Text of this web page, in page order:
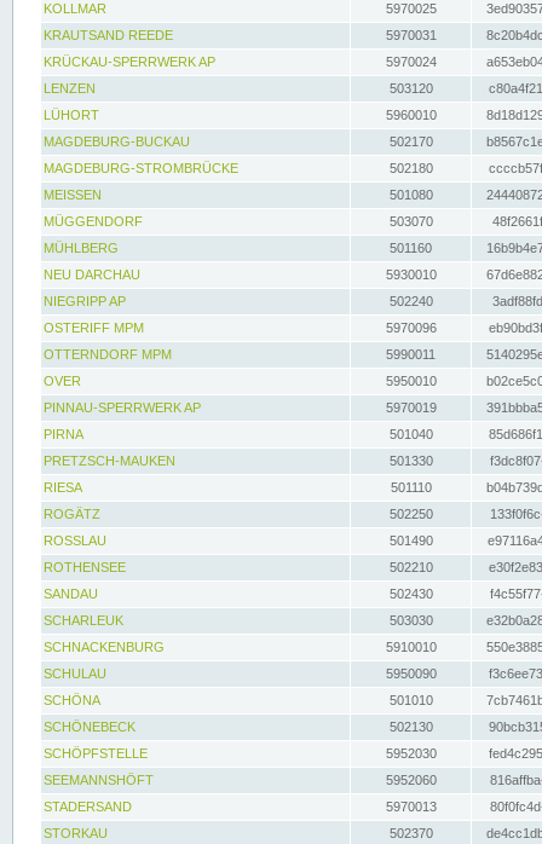
KOLLMAR
5970025
KRAUTSAND REEDE
5970031
KRÜCKAU-SPERRWERK AP
5970024
LENZEN
503120
LÜHORT
5960010
MAGDEBURG-BUCKAU
502170
MAGDEBURG-STROMBRÜCKE
502180
MEISSEN
501080
MÜGGENDORF
503070
MÜHLBERG
501160
NEU DARCHAU
5930010
NIEGRIPP AP
502240
OSTERIFF MPM
5970096
OTTERNDORF MPM
5990011
OVER
5950010
PINNAU-SPERRWERK AP
5970019
PIRNA
501040
PRETZSCH-MAUKEN
501330
RIESA
501110
ROGÄTZ
502250
ROSSLAU
501490
ROTHENSEE
502210
SANDAU
502430
SCHARLEUK
503030
SCHNACKENBURG
5910010
SCHULAU
5950090
SCHÖNA
501010
SCHÖNEBECK
502130
SCHÖPFSTELLE
5952030
SEEMANNSHÖFT
5952060
STADERSAND
5970013
STORKAU
502370